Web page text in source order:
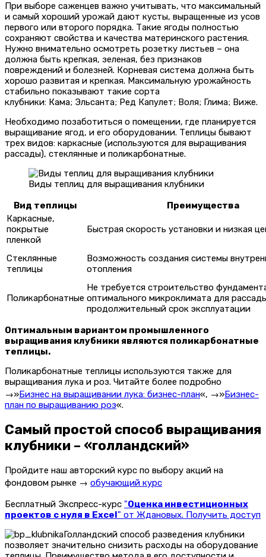
При выборе саженцев важно учитывать, что максимальный
и самый хороший урожай дают кусты, выращенные из усов
первого или второго порядка. Такие ягоды полностью
сохраняют свойства и качества материнского растения.
Нужно внимательно осмотреть розетку листьев – она
должна быть крепкая, зеленая, без признаков
повреждений и болезней. Корневая система должна быть
хорошо развитая и крепкая. Максимальную урожайность
стабильно показывают такие сорта
клубники: Кама; Эльсанта; Ред Капулет; Воля; Глима; Виже.
Необходимо позаботиться о помещении, где планируется
выращивание ягод, и его оборудовании. Теплицы бывают
трех видов: каркасные (используются для выращивания
рассады), стеклянные и поликарбонатные.
Виды теплиц для выращивания клубники
Вид теплицы
Преимущества
Каркасные,
покрытые
пленкой
Быстрая скорость установки и низкая
Стеклянные
теплицы
Возможность создания системы
отопления
Поликарбонатные
Не требуется строительство
оптимального микроклимата для
продолжительный срок эксплуатации
Оптимальным вариантом промышленного
выращивания клубники являются поликарбонатные
теплицы.
Поликарбонатные теплицы используются также для
выращивания лука и роз. Читайте более подробно
→»Бизнес на выращивании лука: бизнес-план«, →»Бизнес-
план по выращиванию роз«.
Самый простой способ выращивания
клубники – «голландский»
Пройдите наш авторский курс по выбору акций на
фондовом рынке → обучающий курс
Бесплатный Экспресс-курс "Оценка инвестиционных
проектов с нуля в Excel" от Ждановых. Получить доступ
Голландский способ разведения клубники
позволяет значительно снизить расходы на оборудование